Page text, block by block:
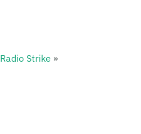
Radio Strike »